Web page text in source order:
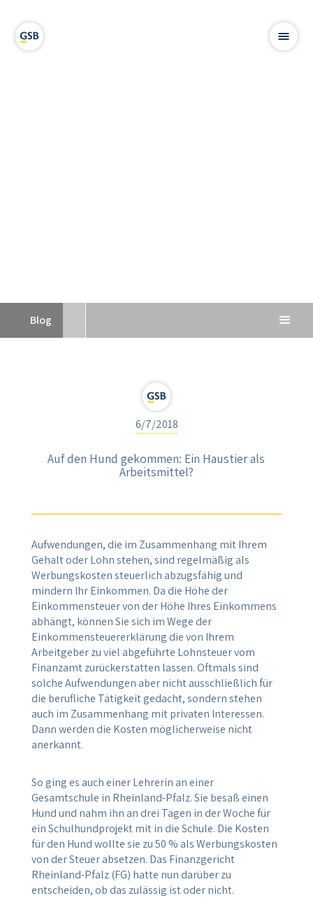
Blog
Auf den Hund gekommen: Ein Haustier als
Arbeitsmittel?
6/7/2018
Aufwendungen, die im Zusammenhang mit Ihrem
Gehalt oder Lohn stehen, sind regelmäßig als
Werbungskosten steuerlich abzugsfähig und
mindern Ihr Einkommen. Da die Höhe der
Einkommensteuer von der Höhe Ihres Einkommens
abhängt, können Sie sich im Wege der
Einkommensteuererklärung die von Ihrem
Arbeitgeber zu viel abgeführte Lohnsteuer vom
Finanzamt zurückerstatten lassen. Oftmals sind
solche Aufwendungen aber nicht ausschließlich für
die berufliche Tätigkeit gedacht, sondern stehen
auch im Zusammenhang mit privaten Interessen.
Dann werden die Kosten möglicherweise nicht
anerkannt.
So ging es auch einer Lehrerin an einer
Gesamtschule in Rheinland-Pfalz. Sie besaß einen
Hund und nahm ihn an drei Tagen in der Woche für
ein Schulhundprojekt mit in die Schule. Die Kosten
für den Hund wollte sie zu 50 % als Werbungskosten
von der Steuer absetzen. Das Finanzgericht
Rheinland-Pfalz (FG) hatte nun darüber zu
entscheiden, ob das zulässig ist oder nicht.